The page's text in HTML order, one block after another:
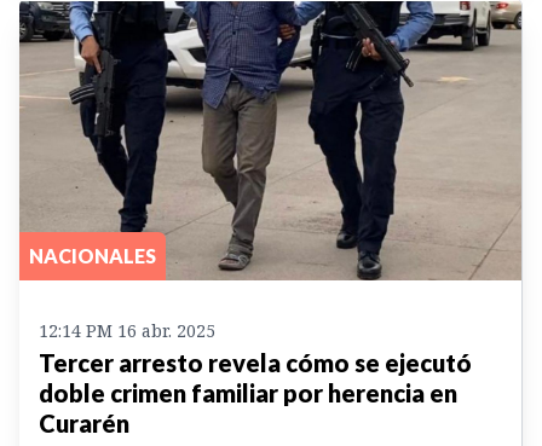
NACIONALES
12:14 PM 16 abr. 2025
Tercer arresto revela cómo se ejecutó
doble crimen familiar por herencia en
Curarén